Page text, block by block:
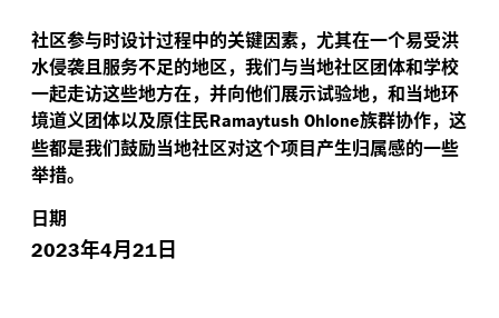
社区参与时设计过程中的关键因素，尤其在一个易受洪
水侵袭且服务不足的地区，我们与当地社区团体和学校
一起走访这些地方在，并向他们展示试验地，和当地环
境道义团体以及原住民Ramaytush Ohlone族群协作，这
些都是我们鼓励当地社区对这个项目产生归属感的一些
举措。
日期
2023年4月21日